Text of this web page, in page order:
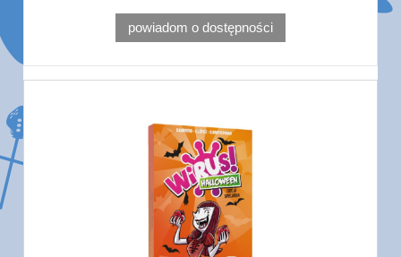
powiadom o dostępności